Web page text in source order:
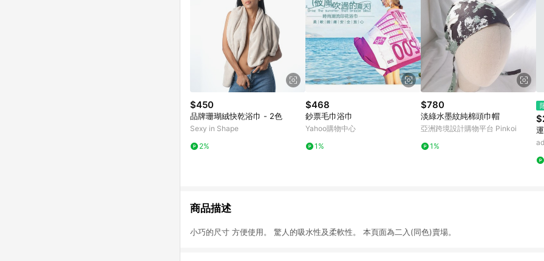
$450
品牌珊瑚絨快乾浴巾 - 2色
Sexy in Shape
2%
$468
鈔票毛巾浴巾
Yahoo購物中心
1%
$780
淡綠水墨紋純棉頭巾帽
亞洲跨境設計購物平台 Pinkoi
1%
商品描述
小巧的尺寸 方便使用。 驚人的吸水性及柔軟性。 本頁面為二入(同色)賣場。